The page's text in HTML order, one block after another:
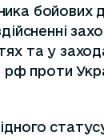
бойових
та у
рф проти